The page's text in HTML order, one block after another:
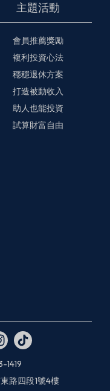
主題活動
會員推薦獎勵
複利投資心法
穩穩退休方案
打造被動收入
助人也能投資
試算財富自由
1419
路四段1號4樓